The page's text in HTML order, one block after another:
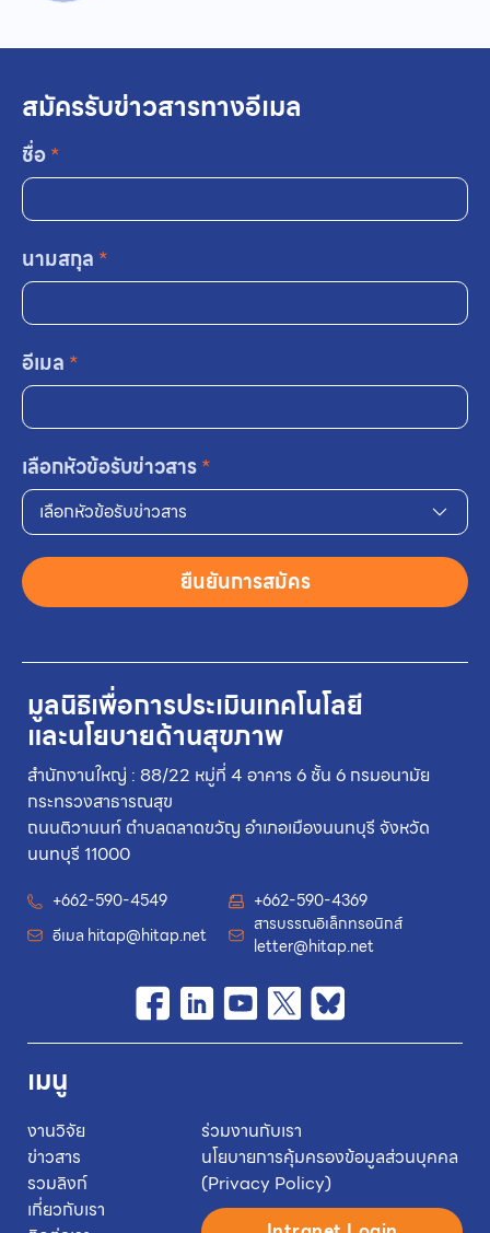
มูลนิธิเพื่อการประเมินเทคโนโลยี
และนโยบายด้านสุขภาพ
สำนักงานใหญ่ : 88/22 หมู่ที่ 4 อาคาร 6 ชั้น 6 กรมอนามัย
กระทรวงสาธารณสุข
ถนนติวานนท์ ตำบลตลาดขวัญ อำเภอเมืองนนทบุรี จังหวัด
นนทบุรี 11000
+662-590-4549
+662-590-4369
อีเมล hitap@hitap.net
สารบรรณอิเล็กทรอนิกส์
letter@hitap.net
เมนู
งานวิจัย
ข่าวสาร
รวมลิงก์
เกี่ยวกับเรา
ร่วมงานกับเรา
นโยบายการคุ้มครองข้อมูลส่วนบุคคล
(Privacy Policy)
สมัครรับข่าวสารทางอีเมล
ชื่อ*
นามสกุล *
อีเมล *
เลือกหัวข้อรับข่าวสาร*
เลือกหัวข้อรับข่าวสาร
ยืนยันการสมัคร